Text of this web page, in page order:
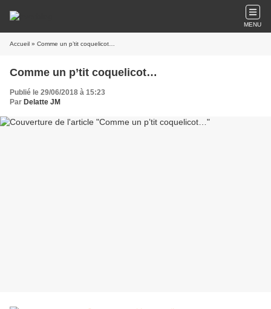
MENU
Accueil » Comme un p’tit coquelicot…
Comme un p’tit coquelicot…
Publié le 29/06/2018 à 15:23
Par Delatte JM